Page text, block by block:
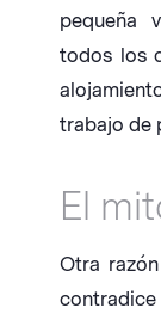
pequeña
todos los
trabajo de
El
Otra